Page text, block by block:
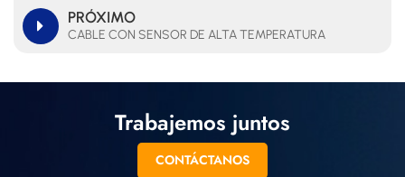
PRÓXIMO
CABLE CON SENSOR DE ALTA TEMPERATURA
Trabajemos juntos
CONTÁCTANOS